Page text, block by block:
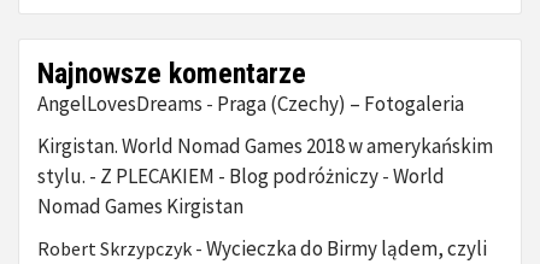
Najnowsze komentarze
AngelLovesDreams - Praga (Czechy) – Fotogaleria
Kirgistan. World Nomad Games 2018 w amerykańskim
stylu. - Z PLECAKIEM - Blog podróżniczy - World
Nomad Games Kirgistan
Robert Skrzypczyk - Wycieczka do Birmy lądem, czyli